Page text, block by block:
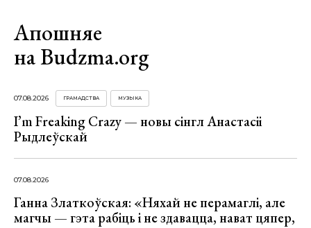
Апошняе
на Budzma.org
07.08.2026 ГРАМАДСТВА МУЗЫКА
I’m Freaking Crazy — новы сінгл Анастасіі
Рыдлеўскай
07.08.2026
Ганна Златкоўская: «Няхай не перамаглі, але
магчы — гэта рабіць і не здавацца, нават цяпер,